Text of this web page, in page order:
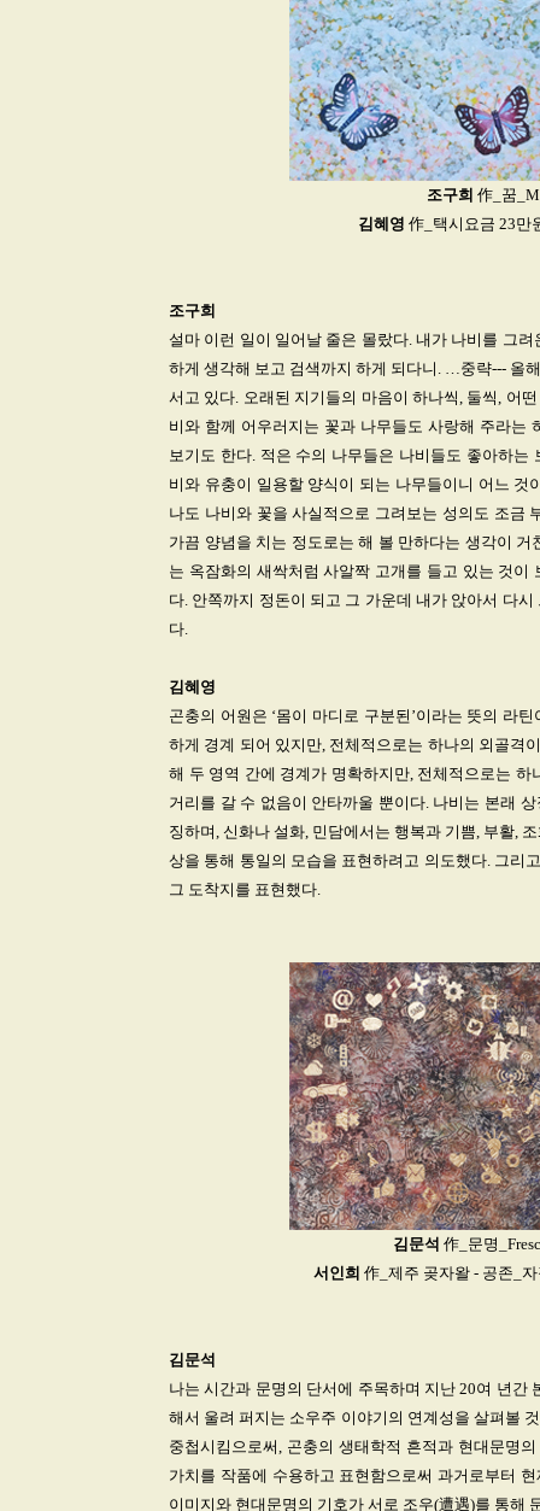
조구희 作_꿈
김혜영 作_택시요금 23만
조구희
설마 이런 일이 일어날 줄은 몰랐다. 내가 나비를 그
하게 생각해 보고 검색까지 하게 되다니. …중략--- 올
서고 있다. 오래된 지기들의 마음이 하나씩, 둘씩, 어
비와 함께 어우러지는 꽃과 나무들도 사랑해 주라는
보기도 한다. 적은 수의 나무들은 나비들도 좋아하
비와 유충이 일용할 양식이 되는 나무들이니 어느
나도 나비와 꽃을 사실적으로 그려보는 성의도 조금
가끔 양념을 치는 정도로는 해 볼 만하다는 생각이
는 옥잠화의 새싹처럼 사알짝 고개를 들고 있는 것
다. 안쪽까지 정돈이 되고 그 가운데 내가 앉아서 다
다.
김혜영
곤충의 어원은 ‘몸이 마디로 구분된’이라는 뜻의 라
하게 경계 되어 있지만, 전체적으로는 하나의 외골격
해 두 영역 간에 경계가 명확하지만, 전체적으로는
거리를 갈 수 없음이 안타까울 뿐이다. 나비는 본래
징하며, 신화나 설화, 민담에서는 행복과 기쁨, 부활,
상을 통해 통일의 모습을 표현하려고 의도했다. 그리
그 도착지를 표현했다.
김문석 作_문명
서인희 作_제주 곶자왈 - 공존_
김문석
나는 시간과 문명의 단서에 주목하며 지난 20여 년간
해서 울려 퍼지는 소우주 이야기의 연계성을 살펴볼
중첩시킴으로써, 곤충의 생태학적 흔적과 현대문명
가치를 작품에 수용하고 표현함으로써 과거로부터
이미지와 현대문명의 기호가 서로 조우(遭遇)를 통해